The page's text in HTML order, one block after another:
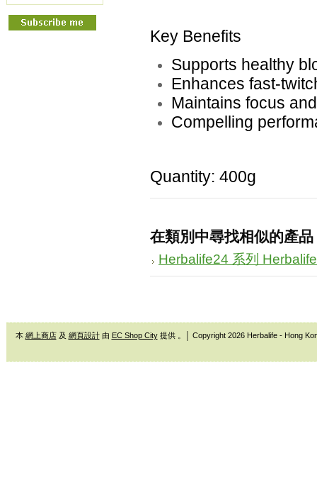
Key Benefits
Supports healthy
Enhances fast-
Maintains focus
Compelling
Quantity: 400g
在類別中尋找相似的產品
Herbalife24 系列
本 網上商店 及 網頁設計由 EC Shop City提供 。│ Copyright 2026 Herbalife - Hong